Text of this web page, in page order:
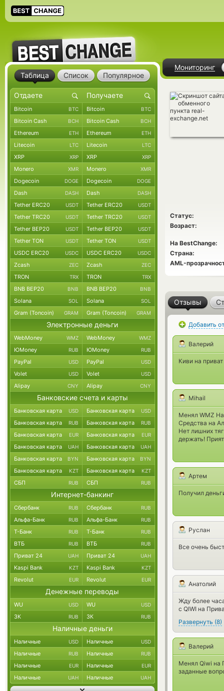
Мониторинг
Статус:
Возраст:
На BestChange:
Страна:
AML-
Отзывы
Добавить
Валерий
Киви на
Mihail
Менял WMZ
Средства на
Нет лишних
держать!
Артем
Получил
Руслан
Все очень
Анатолий
Жду более
с QIWI на
Развернуть (8)
Валерий
Менял Qiwi на
заданные
Таблица Список Популярное
Bitcoin BTC Bitcoin BTC
Bitcoin Cash BCH Bitcoin Cash BCH
Ethereum ETH Ethereum ETH
Litecoin LTC Litecoin LTC
XRP XRP XRP XRP
Monero XMR Monero XMR
Dogecoin DOGE Dogecoin DOGE
Dash DASH Dash DASH
Tether ERC20 USDT Tether ERC20 USDT
Tether TRC20 USDT Tether TRC20 USDT
Tether BEP20 USDT Tether BEP20 USDT
Tether TON USDT Tether TON USDT
USDC ERC20 USDC USDC ERC20 USDC
Zcash ZEC Zcash ZEC
TRON TRX TRON TRX
BNB BEP20 BNB BNB BEP20 BNB
Solana SOL Solana SOL
Gram (Toncoin) GRAM Gram (Toncoin) GRAM
Электронные деньги
WebMoney WMZ WebMoney WMZ
ЮMoney RUB ЮMoney RUB
PayPal USD PayPal USD
Volet USD Volet USD
Alipay CNY Alipay CNY
Банковские счета и карты
Банковская карта USD Банковская карта USD
Банковская карта RUB Банковская карта RUB
Банковская карта EUR Банковская карта EUR
Банковская карта UAH Банковская карта UAH
Банковская карта BYN Банковская карта BYN
Банковская карта KZT Банковская карта KZT
СБП RUB СБП RUB
Интернет-банкинг
Сбербанк RUB Сбербанк RUB
Альфа-Банк RUB Альфа-Банк RUB
Т-Банк RUB Т-Банк RUB
ВТБ RUB ВТБ RUB
Приват 24 UAH Приват 24 UAH
Kaspi Bank KZT Kaspi Bank KZT
Revolut EUR Revolut EUR
Денежные переводы
WU USD WU USD
ЗК RUB ЗК RUB
Наличные деньги
Наличные USD Наличные USD
Наличные RUB Наличные RUB
Наличные EUR Наличные EUR
Наличные UAH Наличные UAH